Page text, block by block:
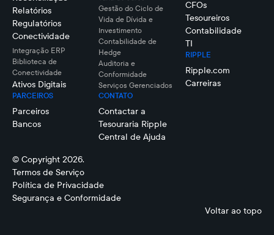
Relatórios
Regulatórios
Conectividade
Integração ERP
Biblioteca de
Conectividade
Ativos Digitais
PARCEIROS
Parceiros
Bancos
Gestão do Ciclo de
Vida de Dívida e
Investimento
Contabilidade de
Hedge
Auditoria e
Conformidade
Serviços Gerenciados
CONTATO
Contactar a
Tesouraria Ripple
Central de Ajuda
CFOs
Tesoureiros
Contabilidade
TI
RIPPLE
Ripple.com
Carreiras
© Copyright 2026.
Termos de Serviço
Política de Privacidade
Segurança e Conformidade
Voltar ao topo